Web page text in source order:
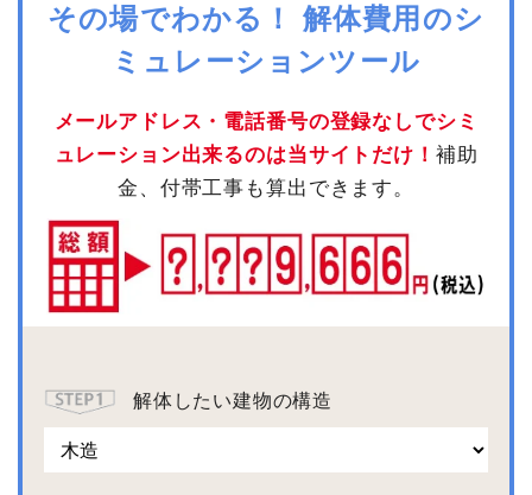
その場でわかる！ 解体費用のシ
ミュレーションツール
メールアドレス・電話番号の登録なしでシミ
ュレーション出来るのは当サイトだけ！ 補助
金、付帯工事も算出できます。
解体したい建物の構造